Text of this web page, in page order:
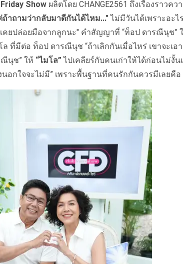
Show ผลิตโดย CHANGE2561 ถึงเรื่องราวค
ถ้าถามว่ากลับมาดีกันได้ไหม..."ไม่มีวันได้เพราะอะ
คยปล่อยมือจากลูกนะ" คำสัญญาที่ “ท็อป ดารณีนุช”
ล ที่มีต่อ ท็อป ดารณีนุช “ถ้าเลิกกันเมื่อไหร่ เขาจะเอ
นุช” ให้ “ไมโล” ไปเคลียร์กับคนเก่าให้ได้ก่อนไม่งั้น
นอกใจจะไม่มี” เพราะพื้นฐานที่คนรักกันควรมีเลยคื